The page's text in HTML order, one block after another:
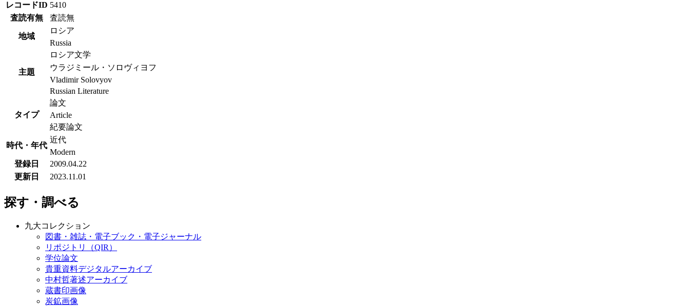
レコードID 5410
査読有無
査読無
地域
ロシア
Russia
主題
ロシア文学
ウラジミール・ソロヴィヨフ
Vladimir Solovyov
Russian Literature
タイプ
論文
Article
紀要論文
時代・年代
近代
Modern
登録日
2009.04.22
更新日
2023.11.01
探す・調べる
九大コレクション
図書・雑誌・電子ブック・電子ジャーナル
リポジトリ（QIR）
学位論文
貴重資料デジタルアーカイブ
中村哲著述アーカイブ
蔵書印画像
炭鉱画像